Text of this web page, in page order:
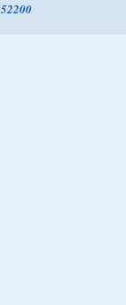
52200